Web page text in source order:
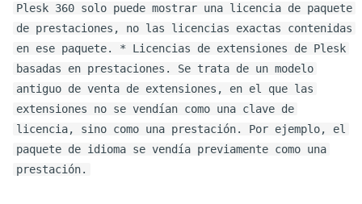
Plesk 360 solo puede mostrar una licencia de paquete
de prestaciones, no las licencias exactas contenidas
en ese paquete. * Licencias de extensiones de Plesk
basadas en prestaciones. Se trata de un modelo
antiguo de venta de extensiones, en el que las
extensiones no se vendían como una clave de
licencia, sino como una prestación. Por ejemplo, el
paquete de idioma se vendía previamente como una
prestación.